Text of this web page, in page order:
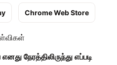
Chrome Web Store
நேரத்திலிருந்து எப்படி